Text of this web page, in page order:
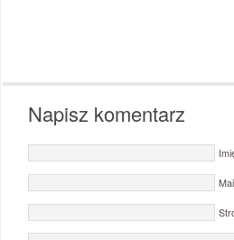
Napisz komentarz